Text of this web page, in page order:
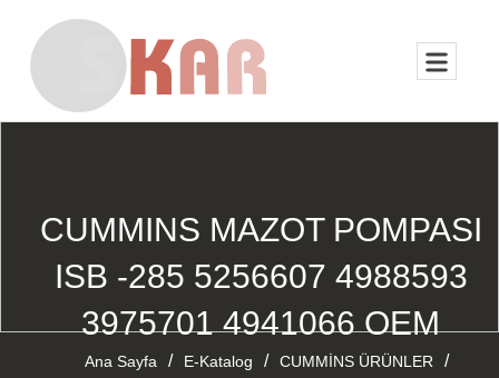
CUMMINS MAZOT POMPASI
ISB -285 5256607 4988593
3975701 4941066 OEM
Ana Sayfa / E-Katalog / CUMMİNS ÜRÜNLER /